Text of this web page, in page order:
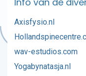
Axisfysio.nl
wav-estudios.com
Yogabynatasja.nl